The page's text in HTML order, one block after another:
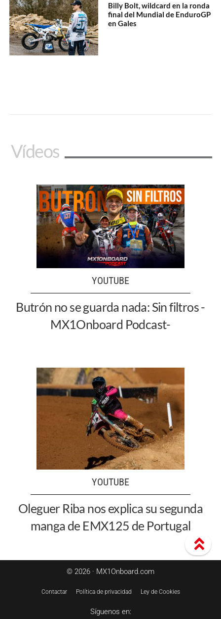
Billy Bolt, wildcard en la ronda
final del Mundial de EnduroGP
en Gales
Vídeos
YOUTUBE
Butrón no se guarda nada: Sin filtros -
MX1Onboard Podcast-
YOUTUBE
Oleguer Riba nos explica su segunda
manga de EMX125 de Portugal
© 2026 · MX1Onboard.com
Contactar Política de privacidad Ley de Cookies
Síguenos en: